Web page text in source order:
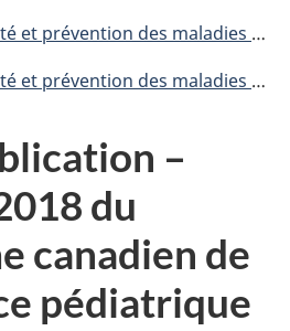
chroniques au Canada : Recherche, politiques et pratiques
chroniques au Canada, volume 39, no 8/9, août/septembre 2019
–
du
canadien de
pédiatrique